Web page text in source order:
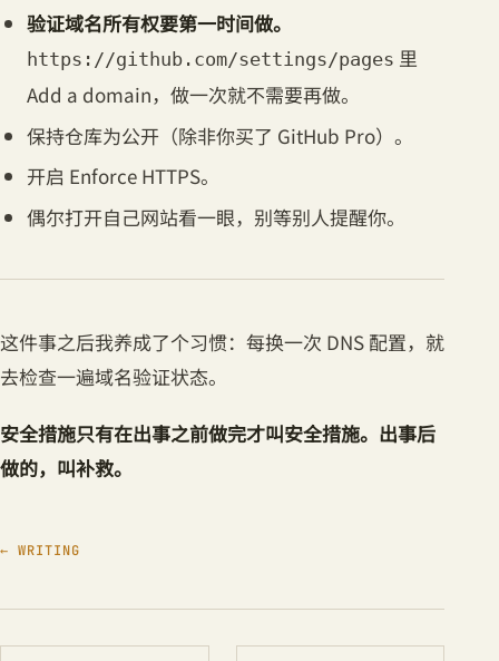
验证域名所有权要第一时间做。
https://github.com/settings/pages 里
Add a domain，做一次就不需要再做。
保持仓库为公开（除非你买了 GitHub Pro）。
开启 Enforce HTTPS。
偶尔打开自己网站看一眼，别等别人提醒你。
这件事之后我养成了个习惯：每换一次 DNS 配置，就
去检查一遍域名验证状态。
安全措施只有在出事之前做完才叫安全措施。出事后
做的，叫补救。
← WRITING